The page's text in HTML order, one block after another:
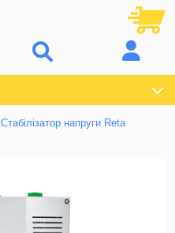
Стабілізатор напруги Reta